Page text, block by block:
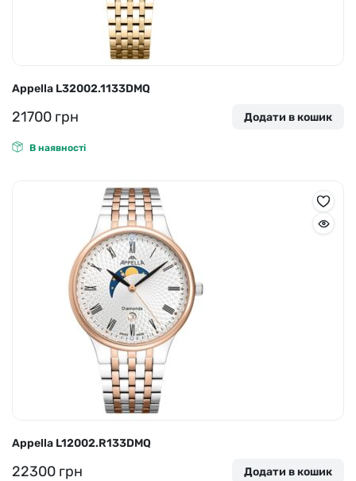
Appella L32002.1133DMQ
21700 грн Додати в кошик
В наявності
Appella L12002.R133DMQ
22300 грн Додати в кошик